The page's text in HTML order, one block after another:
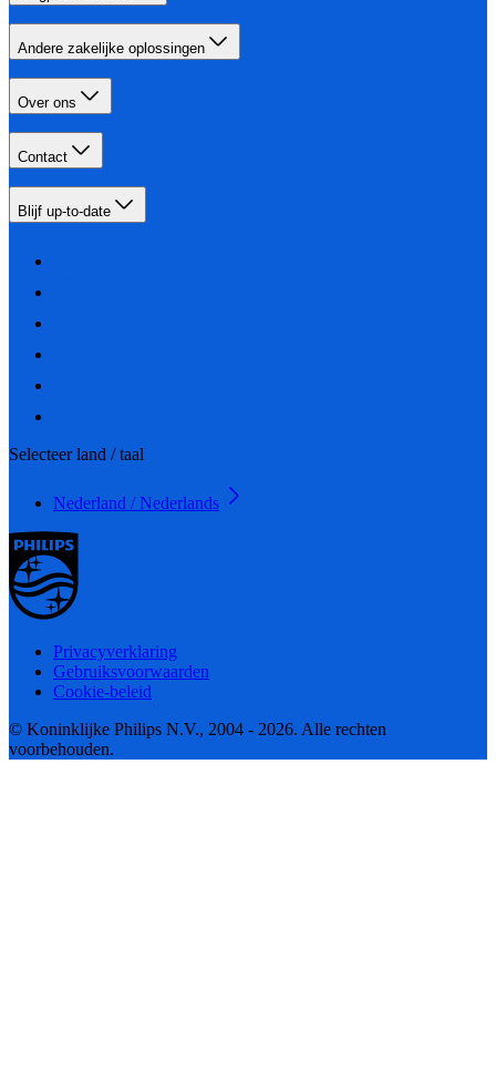
Andere zakelijke oplossingen
Over ons
Contact
Blijf up-to-date
Selecteer land / taal
Nederland / Nederlands
Privacyverklaring
Gebruiksvoorwaarden
Cookie-beleid
© Koninklijke Philips N.V., 2004 - 2026. Alle rechten
voorbehouden.